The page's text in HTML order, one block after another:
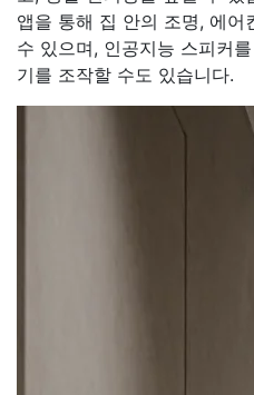
앱을 통해 집 안의 조명, 에
수 있으며, 인공지능 스피커
기를 조작할 수도 있습니다.